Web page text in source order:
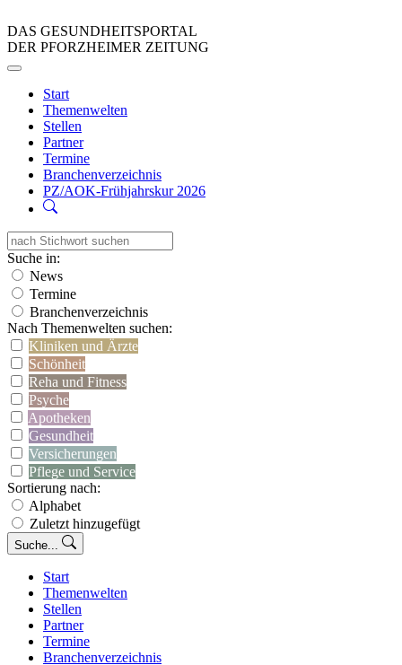
DAS GESUNDHEITSPORTAL
DER PFORZHEIMER ZEITUNG
Start
Themenwelten
Stellen
Partner
Termine
Branchenverzeichnis
PZ/AOK-Frühjahrskur 2026
Suche in:
News
Termine
Branchenverzeichnis
Nach Themenwelten suchen:
Kliniken und Ärzte
Schönheit
Reha und Fitness
Psyche
Apotheken
Gesundheit
Versicherungen
Pflege und Service
Sortierung nach:
Alphabet
Zuletzt hinzugefügt
Suche...
Start
Themenwelten
Stellen
Partner
Termine
Branchenverzeichnis